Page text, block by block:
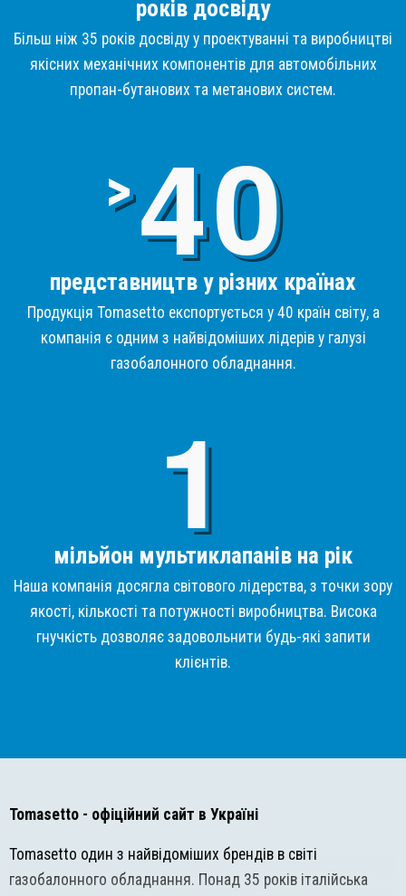
років досвіду
Більш ніж 35 років досвіду у проектуванні та виробництві
якісних механічних компонентів для автомобільних
пропан-бутанових та метанових систем.
>4
представництв у різних країнах
Продукція Tomasetto експортується у 40 країн світу, а
компанія є одним з найвідоміших лідерів у галузі
газобалонного обладнання.
мільйон мультиклапанів на рік
Наша компанія досягла світового лідерства, з точки зору
якості, кількості та потужності виробництва. Висока
гнучкість дозволяє задовольнити будь-які запити
клієнтів.
Tomasetto - офіційний сайт в Україні
Tomasetto один з найвідоміших брендів в світі
газобалонного обладнання. Понад 35 років італійська